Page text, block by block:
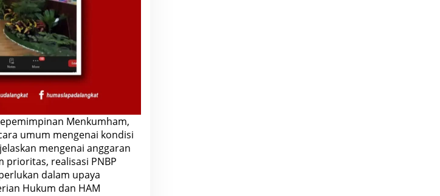
Menkumham,
umum mengenai kondisi
mengenai anggaran
prioritas, realisasi PNBP
dalam upaya
Hukum dan HAM